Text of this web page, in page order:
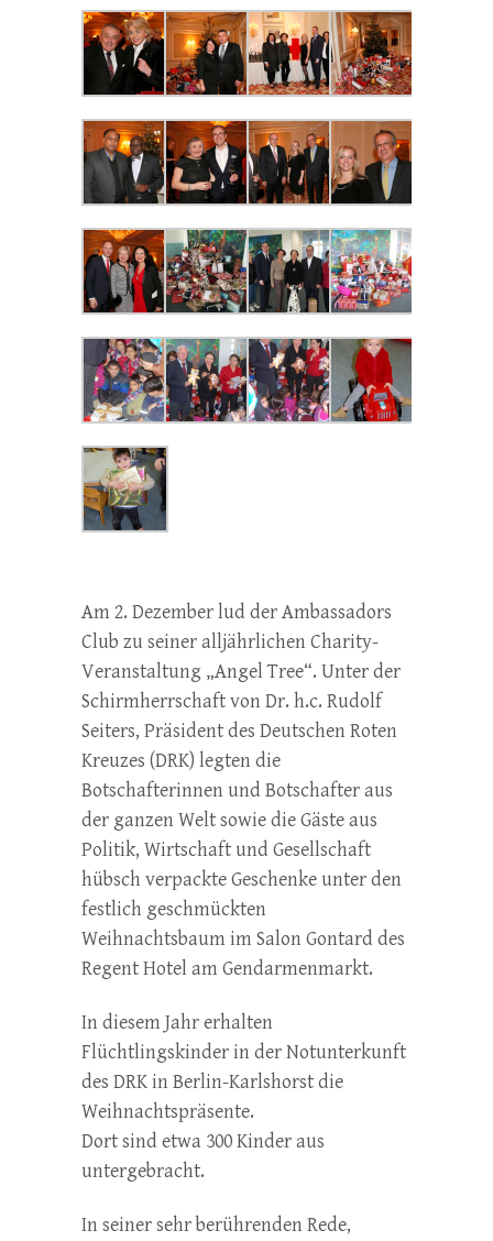
Am 2. Dezember lud der Ambassadors
Club zu seiner alljährlichen Charity-
Veranstaltung „Angel Tree“. Unter der
Schirmherrschaft von Dr. h.c. Rudolf
Seiters, Präsident des Deutschen Roten
Kreuzes (DRK) legten die
Botschafterinnen und Botschafter aus
der ganzen Welt sowie die Gäste aus
Politik, Wirtschaft und Gesellschaft
hübsch verpackte Geschenke unter den
festlich geschmückten
Weihnachtsbaum im Salon Gontard des
Regent Hotel am Gendarmenmarkt.
In diesem Jahr erhalten
Flüchtlingskinder in der Notunterkunft
des DRK in Berlin-Karlshorst die
Weihnachtspräsente.
Dort sind etwa 300 Kinder aus
untergebracht.
In seiner sehr berührenden Rede,